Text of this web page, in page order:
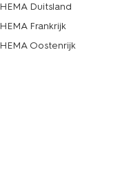
HEMA Duitsland
HEMA Frankrijk
HEMA Oostenrijk